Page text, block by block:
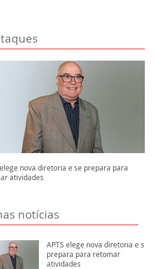
nova diretoria e se prepara para
atividades
notícias
APTS elege nova diretoria e se
prepara para retomar
atividades